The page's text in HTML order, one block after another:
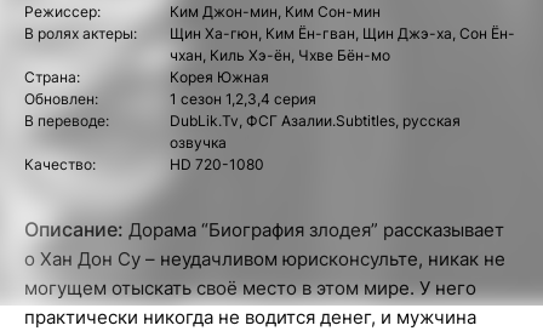
Режиссер:
Ким Джон-мин, Ким Сон-мин
В ролях актеры:
Щин Ха-гюн, Ким Ён-гван, Щин Джэ-ха, Сон Ён-
чхан, Киль Хэ-ён, Чхве Бён-мо
Страна:
Корея Южная
Обновлен:
1 сезон 1,2,3,4 серия
В переводе:
DubLik.Tv, ФСГ Азалии.Subtitles, русская
озвучка
Качество:
HD 720-1080
Описание: Дорама “Биография злодея” рассказывает
о Хан Дон Су – неудачливом юрисконсульте, никак не
могущем отыскать своё место в этом мире. У него
практически никогда не водится денег, и мужчина